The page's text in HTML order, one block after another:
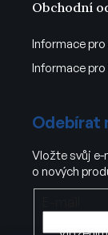
Obchodní
Informace pro
Informace
Odebírat
Vložte svůj e-
o nových